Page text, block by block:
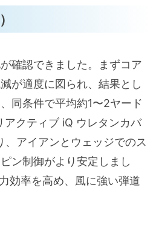
確認できました。まずコア
が適度に図られ、結果とし
同条件で平均約1〜2ヤード
アクティブ iQ ウレタンカバ
、アイアンとウェッジでのス
ン制御がより安定しまし
効率を高め、風に強い弾道